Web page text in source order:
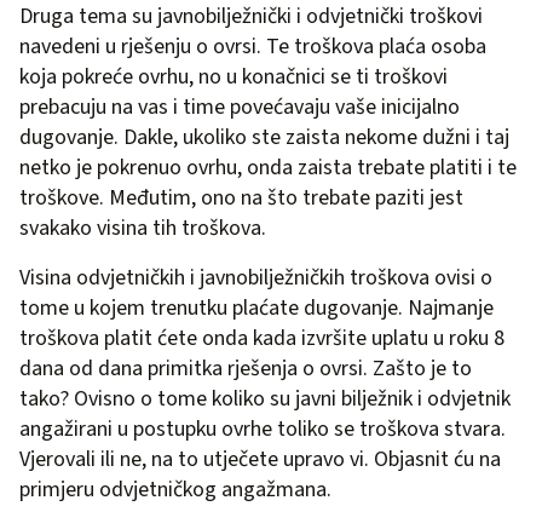
Druga tema su javnobilježnički i odvjetnički troškovi
navedeni u rješenju o ovrsi. Te troškova plaća osoba
koja pokreće ovrhu, no u konačnici se ti troškovi
prebacuju na vas i time povećavaju vaše inicijalno
dugovanje. Dakle, ukoliko ste zaista nekome dužni i taj
netko je pokrenuo ovrhu, onda zaista trebate platiti i te
troškove. Međutim, ono na što trebate paziti jest
svakako visina tih troškova.
Visina odvjetničkih i javnobilježničkih troškova ovisi o
tome u kojem trenutku plaćate dugovanje. Najmanje
troškova platit ćete onda kada izvršite uplatu u roku 8
dana od dana primitka rješenja o ovrsi. Zašto je to
tako? Ovisno o tome koliko su javni bilježnik i odvjetnik
angažirani u postupku ovrhe toliko se troškova stvara.
Vjerovali ili ne, na to utječete upravo vi. Objasnit ću na
primjeru odvjetničkog angažmana.